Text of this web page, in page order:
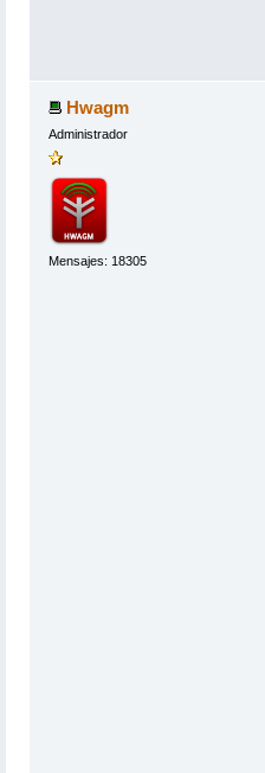
Hwagm
Administrador
Mensajes: 18305